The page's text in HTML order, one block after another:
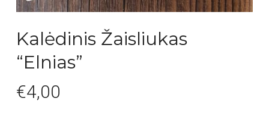
Kalėdinis Žaisliukas
“Elnias”
€4,00